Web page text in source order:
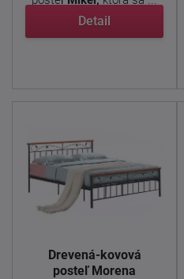
Detail
Drevená-kovová
posteľ Morena